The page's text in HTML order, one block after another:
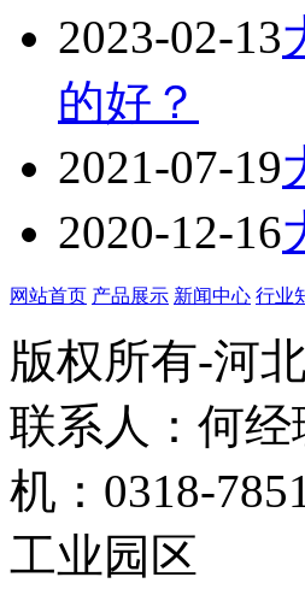
2023-02-13
的好？
2021-07-19
2020-12-16
网站首页 产品展示 新闻中心 行业
版权所有-河
联系人：何经
机：0318-
工业园区